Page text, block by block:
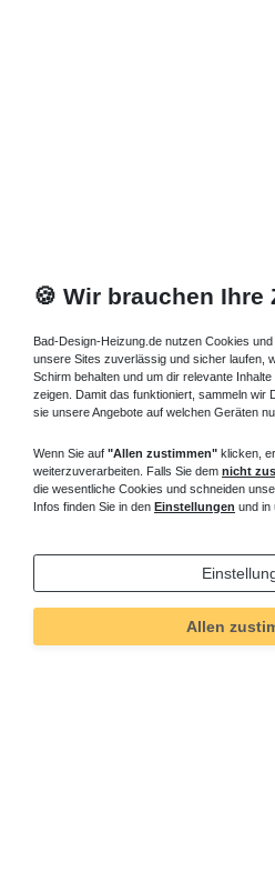
🍪 Wir brauchen Ihre
Bad-Design-Heizung.de nutzen Cookies
unsere Sites zuverlässig und sicher laufen,
Schirm behalten und um dir relevante
zeigen. Damit das funktioniert, sammeln wir
sie unsere Angebote auf welchen Geräten
Wenn Sie auf "Allen zustimmen" klicken,
weiterzuverarbeiten. Falls Sie dem nicht
die wesentliche Cookies und schneiden
Infos finden Sie in den Einstellungen und in
Allen